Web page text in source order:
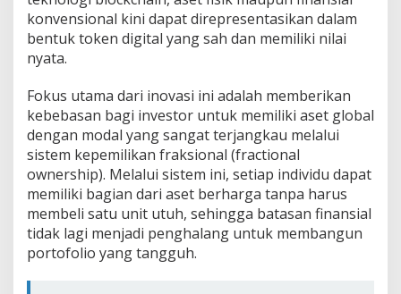
konvensional kini dapat direpresentasikan dalam
bentuk token digital yang sah dan memiliki nilai
nyata.
Fokus utama dari inovasi ini adalah memberikan
kebebasan bagi investor untuk memiliki aset global
dengan modal yang sangat terjangkau melalui
sistem kepemilikan fraksional (fractional
ownership). Melalui sistem ini, setiap individu dapat
memiliki bagian dari aset berharga tanpa harus
membeli satu unit utuh, sehingga batasan finansial
tidak lagi menjadi penghalang untuk membangun
portofolio yang tangguh.